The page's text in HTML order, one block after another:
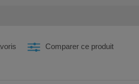
Comparer ce produit